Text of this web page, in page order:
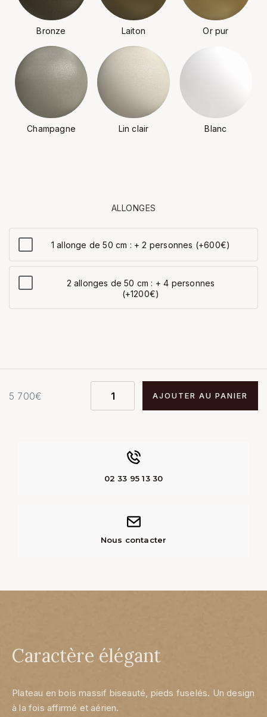
Bronze Laiton Or pur
Champagne Lin clair Blanc
ALLONGES
1 allonge de 50 cm : + 2 personnes (+600€)
2 allonges de 50 cm : + 4 personnes
(+1200€)
5 700€ AJOUTER AU PANIER
02 33 95 13 30
Nous contacter
Caractère élégant
Plateau en bois massif biseauté, pieds fuselés. Un design
à la fois affirmé et aérien.